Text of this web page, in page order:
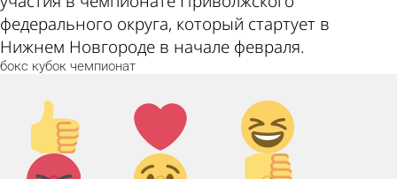
федерального округа, который стартует в
Нижнем Новгороде в начале февраля.
бокс кубок чемпионат
Палец
вверх!
Лайк!
Дикий
смех!
Агрессия!
Грусть
Палец